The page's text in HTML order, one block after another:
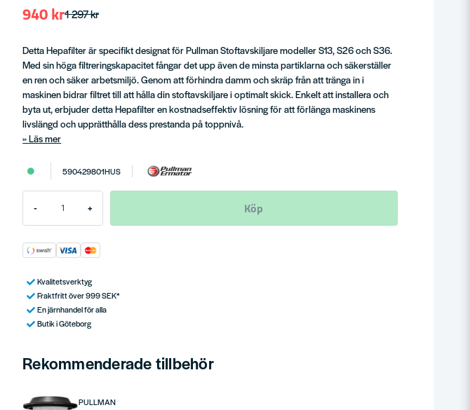
1 297 kr
940 kr
Detta Hepafilter är specifikt designat för Pullman Stoftavskiljare modeller S13, S26 och S36.
Med sin höga filtreringskapacitet fångar det upp även de minsta partiklarna och säkerställer
en ren och säker arbetsmiljö. Genom att förhindra damm och skräp från att tränga in i
maskinen bidrar filtret till att hålla din stoftavskiljare i optimalt skick. Enkelt att installera och
byta ut, erbjuder detta Hepafilter en kostnadseffektiv lösning för att förlänga maskinens
livslängd och upprätthålla dess prestanda på toppnivå.
Läs mer
590429801HUS
- + Köp
Kvalitetsverktyg
Fraktfritt över 999 SEK*
En järnhandel för alla
Butik i Göteborg
Rekommenderade tillbehör
PULLMAN